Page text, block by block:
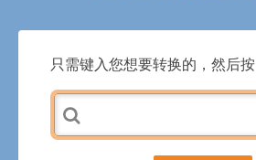
只需键入您想要转换的，然后